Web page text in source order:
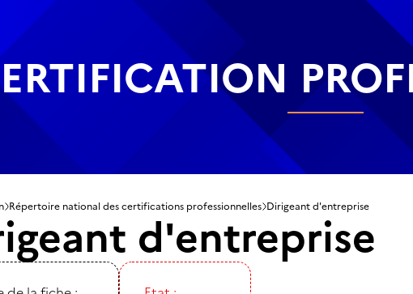
Répertoire national des certifications professionnelles Dirigeant d'entreprise
d'entreprise